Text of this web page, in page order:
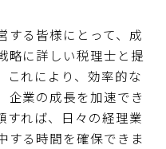
する皆様にとって、成
略に詳しい税理士と提
これにより、効率的な
企業の成長を加速でき
すれば、日々の経理業
する時間を確保できま